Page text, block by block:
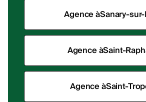
Agence àSanary-
Agence àSaint-
Agence àSaint-